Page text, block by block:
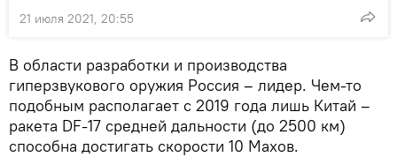
21 июля 2021, 20:55
В области разработки и производства
гиперзвукового оружия Россия – лидер. Чем-то
подобным располагает с 2019 года лишь Китай –
ракета DF-17 средней дальности (до 2500 км)
способна достигать скорости 10 Махов.